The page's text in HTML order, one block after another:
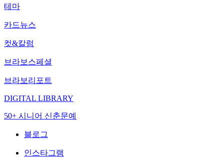
테마
카드뉴스
컷&칼럼
브라보스페셜
브라보리포트
DIGITAL LIBRARY
50+ 시니어 신춘문예
블로그
인스타그램